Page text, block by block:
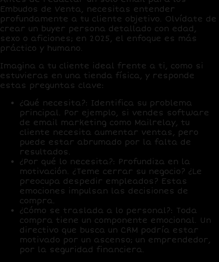
Embudos de Venta, necesitas entender
profundamente a tu cliente objetivo. Olvídate de
crear un buyer persona detallado con edad,
sexo o aficiones; en 2025, el enfoque es más
práctico y humano.
Imagina a tu cliente ideal frente a ti, como si
estuvieras en una tienda física, y responde
estas preguntas clave:
¿Qué necesita?: Identifica su problema
principal. Por ejemplo, si vendes software
de email marketing como Mailrelay, tu
cliente necesita aumentar ventas, pero
puede estar abrumado por la falta de
resultados.
¿Por qué lo necesita?: Profundiza en la
motivación. ¿Teme cerrar su negocio? ¿Le
preocupa despedir empleados? Estas
emociones impulsan las decisiones de
compra.
¿Cómo se traslada a lo personal?: Toda
compra tiene un componente emocional. Un
directivo que busca un CRM podría estar
motivado por un ascenso; un emprendedor,
por la seguridad financiera.